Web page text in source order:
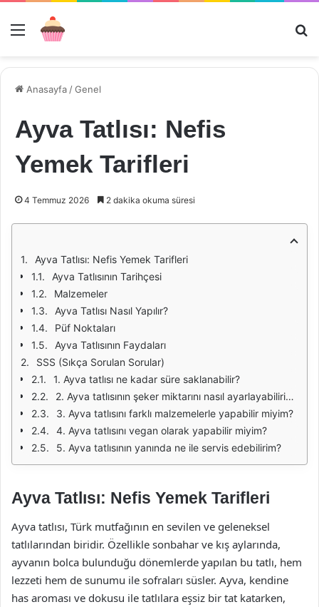
Menü
Anasayfa /Genel
Ayva Tatlısı: Nefis
Yemek Tarifleri
4 Temmuz 2026 2 dakika okuma süresi
Ayva Tatlısı: Nefis Yemek Tarifleri
Ayva Tatlısının Tarihçesi
Malzemeler
Ayva Tatlısı Nasıl Yapılır?
Püf Noktaları
Ayva Tatlısının Faydaları
SSS (Sıkça Sorulan Sorular)
1. Ayva tatlısı ne kadar süre saklanabilir?
2. Ayva tatlısının şeker miktarını nasıl ayarlayabilirim?
3. Ayva tatlısını farklı malzemelerle yapabilir miyim?
4. Ayva tatlısını vegan olarak yapabilir miyim?
5. Ayva tatlısının yanında ne ile servis edebilirim?
Ayva Tatlısı: Nefis Yemek Tarifleri
Ayva tatlısı, Türk mutfağının en sevilen ve geleneksel
tatlılarından biridir. Özellikle sonbahar ve kış aylarında,
ayvanın bolca bulunduğu dönemlerde yapılan bu tatlı, hem
lezzeti hem de sunumu ile sofraları süsler. Ayva, kendine
has aroması ve dokusu ile tatlılara eşsiz bir tat katarken,